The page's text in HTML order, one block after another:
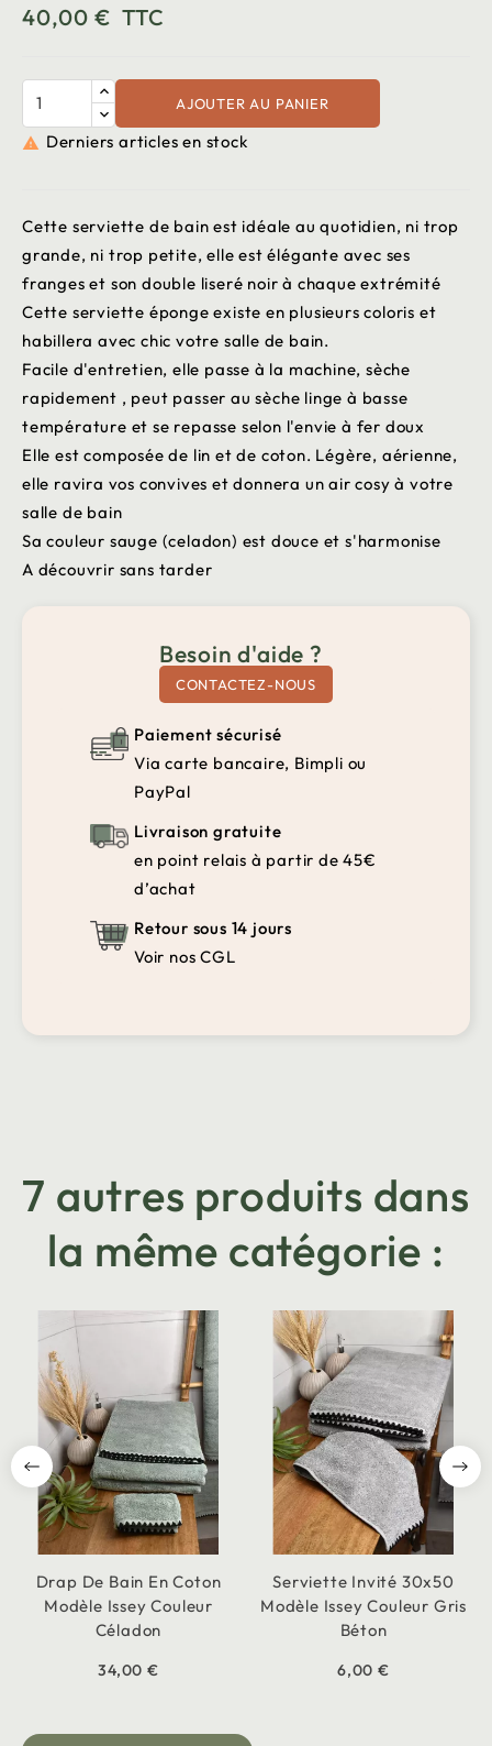
40,00 € TTC
AJOUTER AU PANIER
 Derniers articles en stock
Cette serviette de bain est idéale au quotidien, ni trop
grande, ni trop petite, elle est élégante avec ses
franges et son double liseré noir à chaque extrémité
Cette serviette éponge existe en plusieurs coloris et
habillera avec chic votre salle de bain.
Facile d'entretien, elle passe à la machine, sèche
rapidement , peut passer au sèche linge à basse
température et se repasse selon l'envie à fer doux
Elle est composée de lin et de coton. Légère, aérienne,
elle ravira vos convives et donnera un air cosy à votre
salle de bain
Sa couleur sauge (celadon) est douce et s'harmonise
A découvrir sans tarder
Besoin d'aide ?
CONTACTEZ-NOUS
Paiement sécurisé
Via carte bancaire, Bimpli ou
PayPal
Livraison gratuite
en point relais à partir de 45€
d’achat
Retour sous 14 jours
Voir nos CGL
7 autres produits dans
la même catégorie :
Drap De Bain En Coton
Modèle Issey Couleur
Céladon
34,00 €
Serviette Invité 30x50
Modèle Issey Couleur Gris
Béton
6,00 €